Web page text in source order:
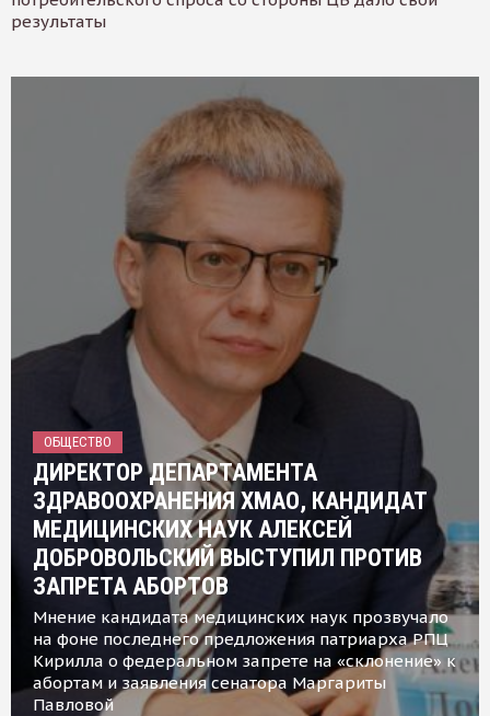
результаты
ОБЩЕСТВО
ДИРЕКТОР ДЕПАРТАМЕНТА
ЗДРАВООХРАНЕНИЯ ХМАО, КАНДИДАТ
МЕДИЦИНСКИХ НАУК АЛЕКСЕЙ
ДОБРОВОЛЬСКИЙ ВЫСТУПИЛ ПРОТИВ
ЗАПРЕТА АБОРТОВ
Мнение кандидата медицинских наук прозвучало
на фоне последнего предложения патриарха РПЦ
Кирилла о федеральном запрете на «склонение» к
абортам и заявления сенатора Маргариты
Павловой